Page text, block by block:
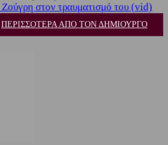
στον τραυματισμό του (vid)
ΠΕΡΙΣΣΟΤΕΡΑ ΑΠΟ ΤΟΝ ΔΗΜΙΟΥΡΓΟ